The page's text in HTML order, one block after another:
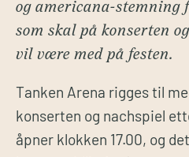
og americana-stemning
som skal på konserten
vil være med på festen.
Tanken Arena rigges til
konserten og nachspiel
åpner klokken 17.00, og